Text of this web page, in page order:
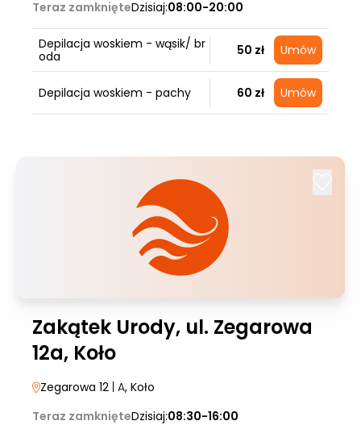
Teraz zamknięteDzisiaj:08:00-20:00
Depilacja woskiem - wąsik/ br
oda
50 zł Umów
Depilacja woskiem - pachy 60 zł Umów
Zakątek Urody, ul. Zegarowa
12a, Koło
Zegarowa 12 | A, Koło
Teraz zamknięteDzisiaj:08:30-16:00